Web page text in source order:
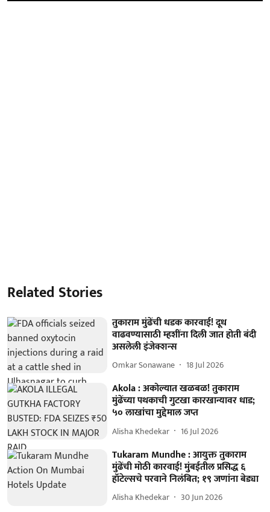
Related Stories
तुकाराम मुंढेंची धडक कारवाई! दूध
वाढवण्यासाठी म्हशींना दिली जात होती बंदी
असलेली इंजेक्शन्स
Omkar Sonawane 18 Jul 2026
Akola : अकोल्यात खळबळ! तुकाराम
मुंढेंच्या पथकाची गुटखा कारखान्यावर धाड;
५० लाखांचा मुद्देमाल जप्त
Alisha Khedekar 16 Jul 2026
Tukaram Mundhe : आयुक्त तुकाराम
मुंढेंची मोठी कारवाई! मुंबईतील प्रसिद्ध ६
हॉटेल्सचे परवाने निलंबित; १९ जणांना बेड्या
Alisha Khedekar 30 Jun 2026